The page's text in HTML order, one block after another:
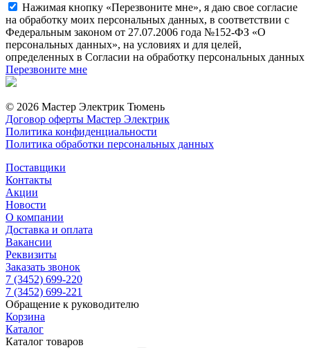
Нажимая кнопку «Перезвоните мне», я даю свое согласие
на обработку моих персональных данных, в соответствии с
Федеральным законом от 27.07.2006 года №152-ФЗ «О
персональных данных», на условиях и для целей,
определенных в Согласии на обработку персональных данных
Перезвоните мне
© 2026 Мастер Электрик Тюмень
Договор оферты Мастер Электрик
Политика конфиденциальности
Политика обработки персональных данных
Поставщики
Контакты
Акции
Новости
О компании
Доставка и оплата
Вакансии
Реквизиты
Заказать звонок
7 (3452) 699-220
7 (3452) 699-221
Обращение к руководителю
Корзина
Каталог
Каталог товаров